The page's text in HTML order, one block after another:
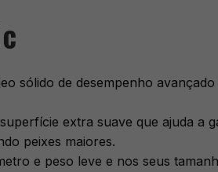
sólido de desempenho
extra suave que ajuda a
peixes maiores.
e peso leve e nos seus